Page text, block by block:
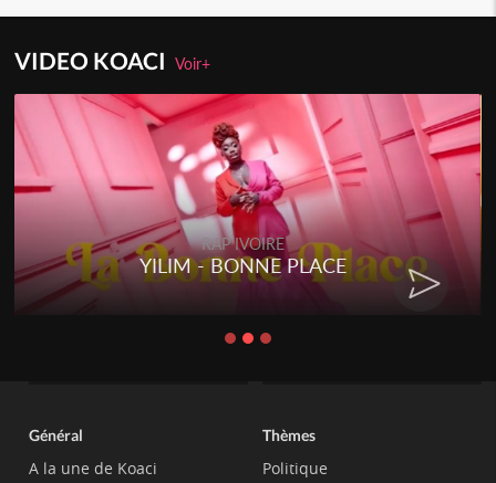
VIDEO KOACIVoir+
RAP IVOIRE
- BONNE PLACE RENARD
Général
A la une de Koaci
Thèmes
Politique